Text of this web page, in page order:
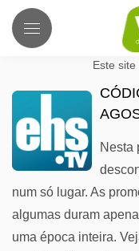
Este
Nesta
num só lugar. As
algumas duram
uma época inteira.